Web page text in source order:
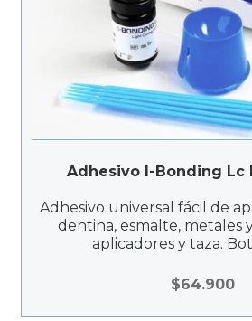
Adhesivo I-Bonding Lc
Adhesivo universal fácil de
dentina, esmalte, metales
aplicadores y taza.
$64.900